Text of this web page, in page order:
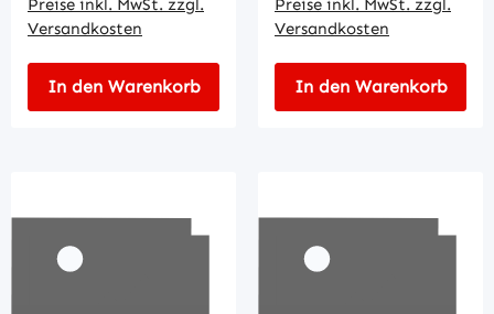
Preise inkl. MwSt. zzgl.
Versandkosten
In den Warenkorb
Preise inkl. MwSt. zzgl.
Versandkosten
In den Warenkorb